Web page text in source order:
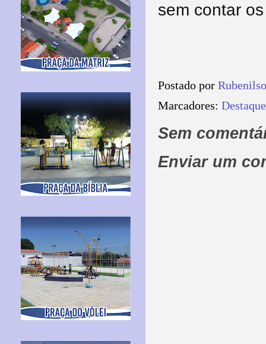
sem contar
Postado por
Marcadores: Destaque
Sem
Enviar um